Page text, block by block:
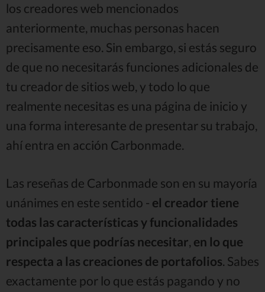
los creadores web mencionados
anteriormente, muchas personas hacen
precisamente eso. Sin embargo, si estás seguro
de que no necesitarás funciones adicionales de
tu creador de sitios web, y todo lo que
realmente necesitas es una página de inicio y
una forma interesante de presentar su trabajo,
ahí entra en acción Carbonmade.
Las reseñas de Carbonmade son en su mayoría
unánimes en este sentido - el creador tiene
todas las características y funcionalidades
principales que podrías necesitar, en lo que
respecta a las creaciones de portafolios. Sabes
exactamente por lo que estás pagando y no